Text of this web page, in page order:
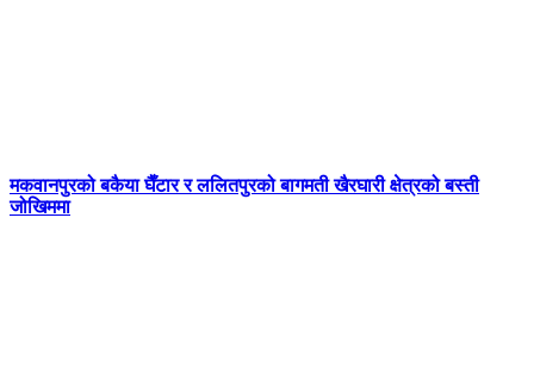
मकवानपुरको बकैया घैँटार र ललितपुरको बागमती खैरघारी क्षेत्रको बस्ती
जोखिममा